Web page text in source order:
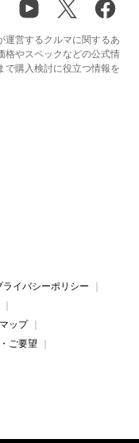
運営するクルマに関するあ
格やスペックなどの公式情
で購入検討に役立つ情報を
ライバシーポリシー
ップ
ご要望